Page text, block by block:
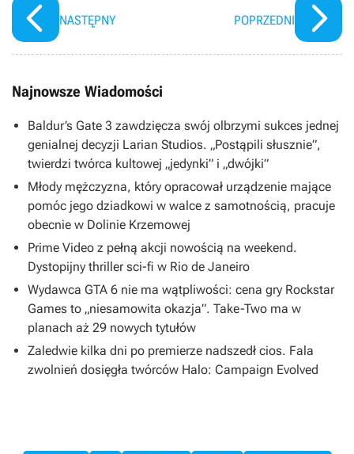
NASTĘPNY POPRZEDNI
Najnowsze Wiadomości
Baldur’s Gate 3 zawdzięcza swój olbrzymi sukces jednej
genialnej decyzji Larian Studios. „Postąpili słusznie”,
twierdzi twórca kultowej „jedynki” i „dwójki”
Młody mężczyzna, który opracował urządzenie mające
pomóc jego dziadkowi w walce z samotnością, pracuje
obecnie w Dolinie Krzemowej
Prime Video z pełną akcji nowością na weekend.
Dystopijny thriller sci-fi w Rio de Janeiro
Wydawca GTA 6 nie ma wątpliwości: cena gry Rockstar
Games to „niesamowita okazja”. Take-Two ma w
planach aż 29 nowych tytułów
Zaledwie kilka dni po premierze nadszedł cios. Fala
zwolnień dosięgła twórców Halo: Campaign Evolved